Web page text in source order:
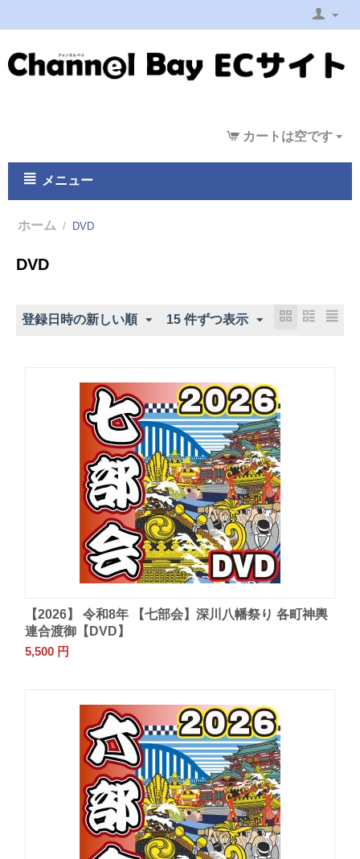
カートは空です
メニュー
ホーム / DVD
DVD
登録日時の新しい順 15 件ずつ表示
【2026】 令和8年 【七部会】深川八幡祭り 各町神輿
連合渡御【DVD】
5,500 円